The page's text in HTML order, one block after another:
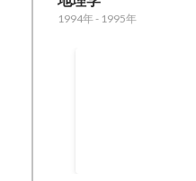
1994年- 1995年